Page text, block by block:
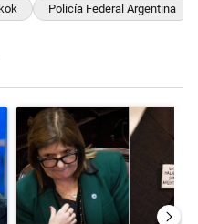
Policía Federal Argentina
título "Los gobernadores
Un artículo de tendencia con